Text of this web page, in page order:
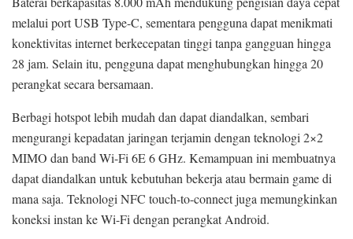
melalui port USB Type-C, sementara pengguna dapat menikmati
konektivitas internet berkecepatan tinggi tanpa gangguan hingga
28 jam. Selain itu, pengguna dapat menghubungkan hingga 20
perangkat secara bersamaan.
Berbagi hotspot lebih mudah dan dapat diandalkan, sembari
mengurangi kepadatan jaringan terjamin dengan teknologi 2×2
MIMO dan band Wi-Fi 6E 6 GHz. Kemampuan ini membuatnya
dapat diandalkan untuk kebutuhan bekerja atau bermain game di
mana saja. Teknologi NFC touch-to-connect juga memungkinkan
koneksi instan ke Wi-Fi dengan perangkat Android.